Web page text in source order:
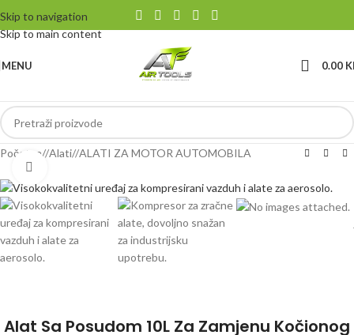
Skip to navigation
Skip to main content
MENU 0.00
Početna/ Alati/ ALATI ZA MOTOR AUTOMOBILA
Alat Sa Posudom 10L Za Zamjenu Kočionog